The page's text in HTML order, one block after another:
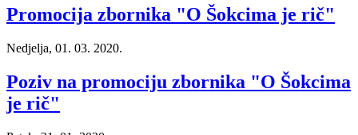
Promocija zbornika "O Šokcima je rič"
Nedjelja, 01. 03. 2020.
Poziv na promociju zbornika "O Šokcima
je rič"